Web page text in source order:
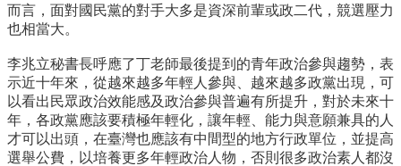
而言， 面對國民黨的對手大多是資深前輩或政二代，競選壓力
也相當大。
李兆立秘書長呼應了丁老師最後提到的青年政治參與趨勢， 表
示近十年來，從越來越多年輕人參與、越來越多政黨出現， 可
以看出民眾政治效能感及政治參與普遍有所提升，對於未來十
年， 各政黨應該要積極年輕化，讓年輕、 能力與意願兼具的人
才可以出頭， 在臺灣也應該有中間型的地方行政單位，並提高
選舉公費， 以培養更多年輕政治人物，否則很多政治素人都沒